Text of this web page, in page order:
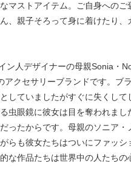
マストアイテム。ご自身への
、親子そろって身に着けたり
ン人デザイナーの母親Sonia
クセサリーブランドです。
していましたがすぐに失くし
虫眼鏡に彼女は目を奪われま
ったからです。母親のソニア
らも彼女たちはついにファッ
な作品たちは世界中の人たち